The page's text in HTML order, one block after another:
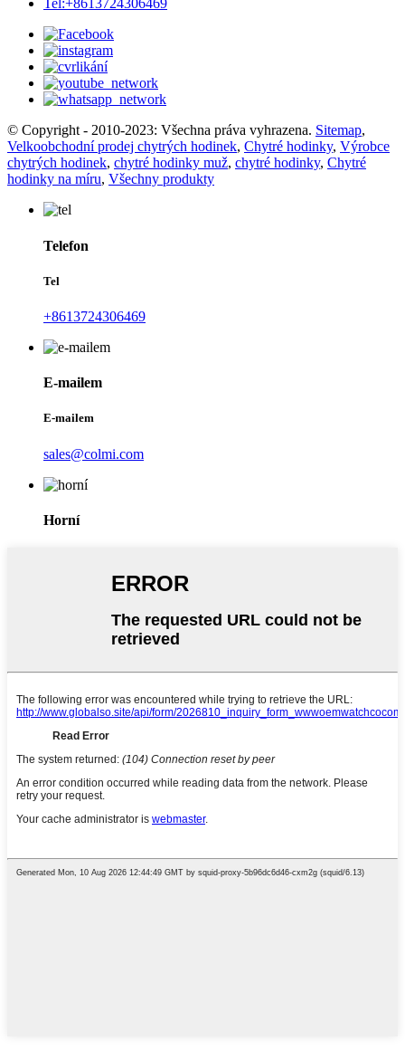
Tel:+8613724306469
© Copyright - 2010-2023: Všechna práva vyhrazena. Sitemap,
Velkoobchodní prodej chytrých hodinek, Chytré hodinky, Výrobce
chytrých hodinek, chytré hodinky muž, chytré hodinky, Chytré
hodinky na míru, Všechny produkty
Telefon
Tel
+8613724306469
E-mailem
E-mailem
sales@colmi.com
Horní